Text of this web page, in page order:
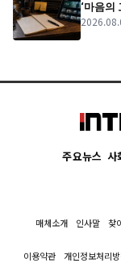
‘마음의
주요뉴스 사
매체소개 인사말 찾
이용약관 개인정보처리